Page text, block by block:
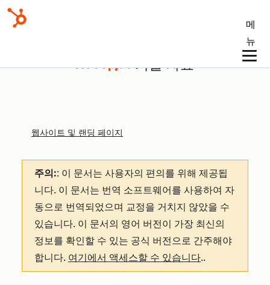
메
뉴
기술 자료
웹사이트 및 랜딩 페이지
주의:: 이 문서는 사용자의 편의를 위해 제공됩
니다. 이 문서는 번역 소프트웨어를 사용하여 자
동으로 번역되었으며 교정을 거치지 않았을 수
있습니다. 이 문서의 영어 버전이 가장 최신의
정보를 확인할 수 있는 공식 버전으로 간주해야
합니다. 여기에서 액세스할 수 있습니다..